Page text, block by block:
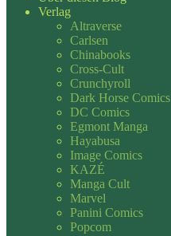
Verlag
Altraverse
Carlsen
Chinabooks
Cross-Cult
Crunchyroll
Dark Horse Comics
DC Comics
Egmont Manga
Hayabusa
Image Comics
KAZÉ
Manga Cult
Marvel
Panini Comics
Popcom